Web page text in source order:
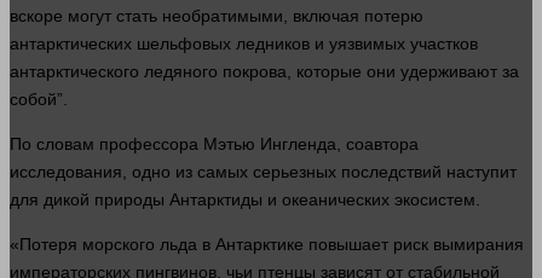
вскоре могут стать необратимыми, включая потерю
антарктических шельфовых ледников и уязвимых участков
антарктического ледяного покрова, которые они удерживают за
собой”.
По словам профессора Мэтью Ингленда, соавтора
исследования, одно из самых серьезных последствий наступит
для дикой природы Антарктиды и океанических экосистем.
«Потеря морского льда в Антарктике повышает риск вымирания
императорских пингвинов, чьи птенцы зависят от стабильной